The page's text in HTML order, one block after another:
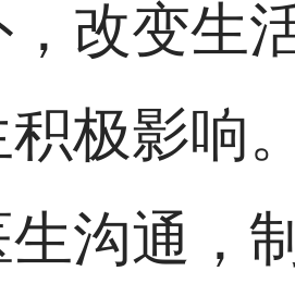
改变生
极影响
沟通，